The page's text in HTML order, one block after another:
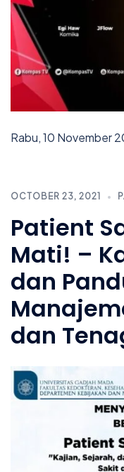
Rabu, 10 November
OCTOBER 23, 2021
Patient
Mati! –
dan
dan